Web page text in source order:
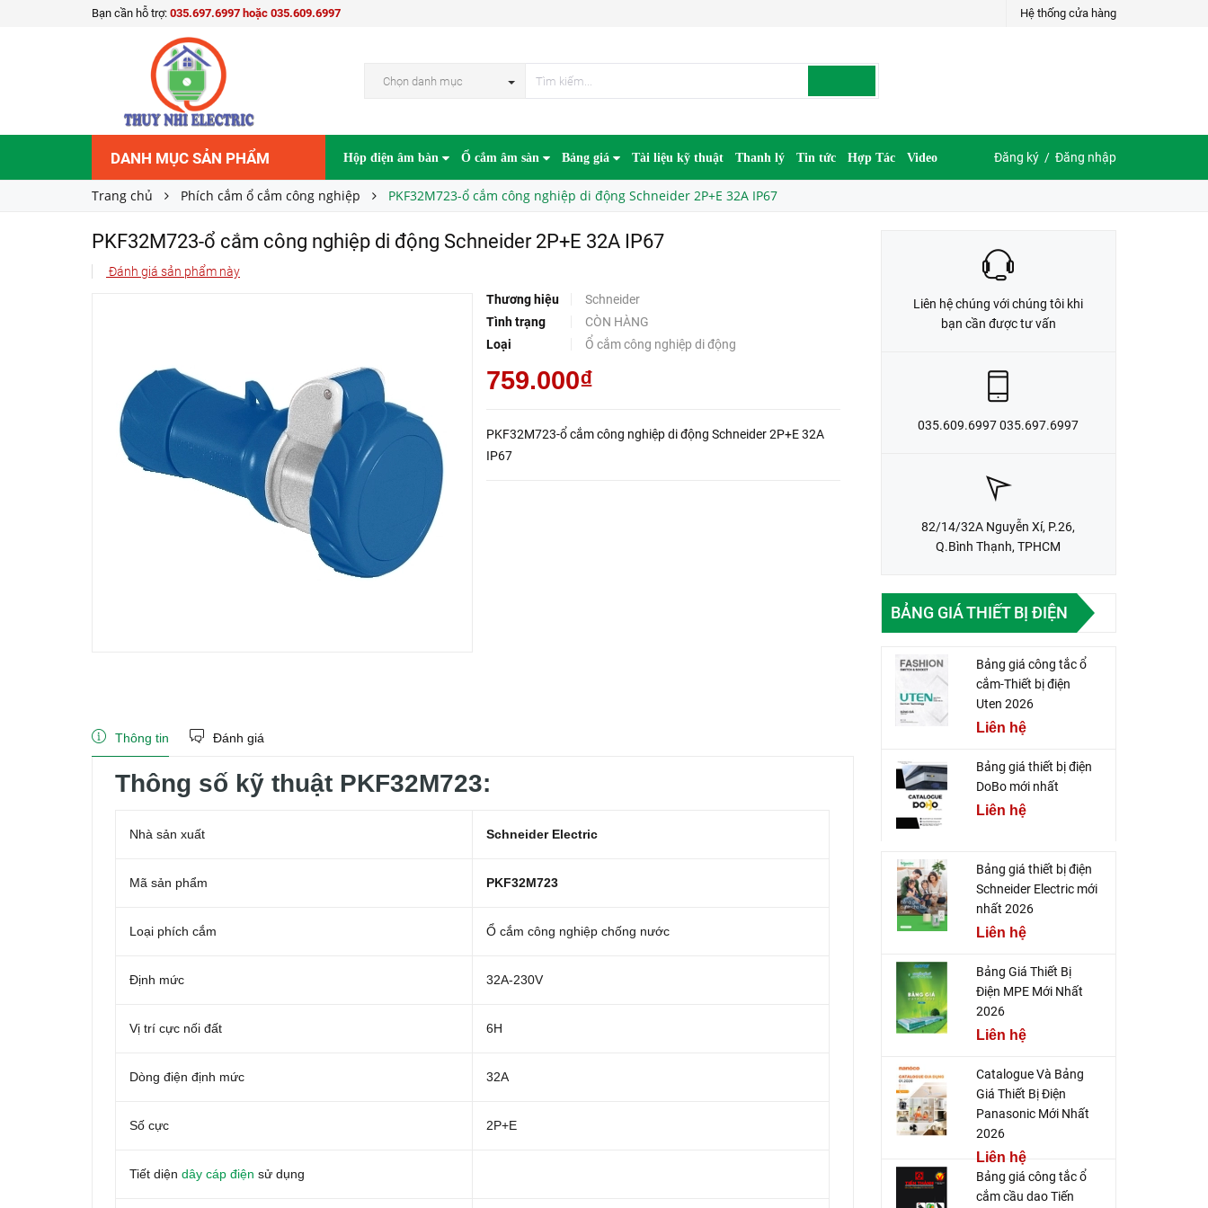
Bạn cần hỗ trợ: 035.697.6997 hoặc 035.609.6997 Hệ thống cửa hàng
Chọn danh mục
DANH MỤC SẢN PHẨM Hộp điện âm bàn Ổ cắm âm sàn Bảng giá Tài liệu kỹ thuật Thanh lý Tin tức Hợp Tác Video Đăng ký / Đăng nhập
Trang chủ Phích cắm ổ cắm công nghiệp PKF32M723-ổ cắm công nghiệp di động Schneider 2P+E 32A IP67
PKF32M723-ổ cắm công nghiệp di động Schneider 2P+E 32A IP67
Đánh giá sản phẩm này
Thương hiệu
Schneider
Tình trạng
CÒN HÀNG
Loại
Ổ cắm công nghiệp di động
759.000₫
PKF32M723-ổ cắm công nghiệp di động Schneider 2P+E 32A
IP67
Giá bán: 759.000₫
LIÊN HỆ ĐẶT HÀNG
Thông tin Đánh giá
Thông số kỹ thuật PKF32M723:
Nhà sản xuất Schneider Electric
Mã sản phẩm PKF32M723
Loại phích cắm Ổ cắm công nghiệp chống nước
Định mức 32A-230V
Vị trí cực nối đất 6H
Dòng điện định mức 32A
Số cực 2P+E
Tiết diệndây cáp điện sử dụng
Liên hệ chúng với chúng tôi khi
bạn cần được tư vấn
035.609.6997 035.697.6997
82/14/32A Nguyễn Xí, P.26,
Q.Bình Thạnh, TPHCM
BẢNG GIÁ THIẾT BỊ ĐIỆN
Bảng giá công tắc ổ
cắm-Thiết bị điện
Uten 2026
Liên hệ
Bảng giá thiết bị điện
DoBo mới nhất
Liên hệ
Bảng giá thiết bị điện
Schneider Electric mới
nhất 2026
Liên hệ
Bảng Giá Thiết Bị
Điện MPE Mới Nhất
2026
Liên hệ
Catalogue Và Bảng
Giá Thiết Bị Điện
Panasonic Mới Nhất
2026
Liên hệ
Bảng giá công tắc ổ
cắm cầu dao Tiến